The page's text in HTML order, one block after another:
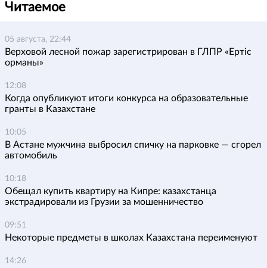
Читаемое
05 августа, 22:44
Верховой лесной пожар зарегистрирован в ГЛПР «Ертіс
орманы»
12:08
Когда опубликуют итоги конкурса на образовательные
гранты в Казахстане
10:05
В Астане мужчина выбросил спичку на парковке — сгорел
автомобиль
10:18
Обещал купить квартиру на Кипре: казахстанца
экстрадировали из Грузии за мошенничество
09:51
Некоторые предметы в школах Казахстана переименуют
14:26